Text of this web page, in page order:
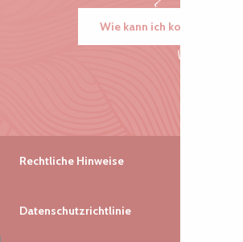
Wie kann ich kommen?
Rechtliche Hinweise
Datenschutzrichtlinie